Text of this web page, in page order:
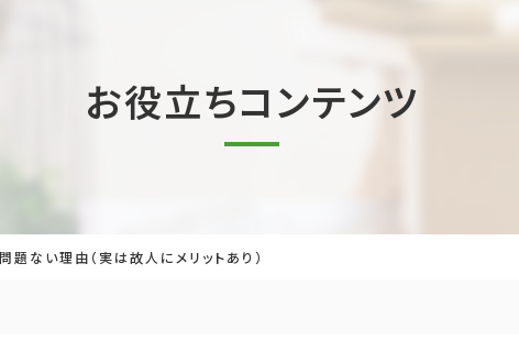
お役立ちコンテンツ
ない理由（実は故人にメリットあり）